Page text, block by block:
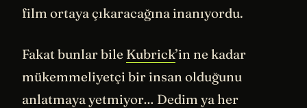
film ortaya çıkaracağına inanıyordu.
Fakat bunlar bile Kubrick’in ne kadar
mükemmeliyetçi bir insan olduğunu
anlatmaya yetmiyor… Dedim ya her